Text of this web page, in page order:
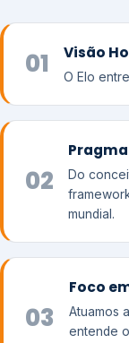
01 Visão
O Elo
02
Do
mundial.
03
Foco
Atuamos
entende